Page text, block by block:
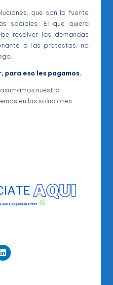
que son la fuente
sociales. El que quiera
resolver las demandas
a las protestas, no
para eso les pagamos.
nuestra
en las soluciones.